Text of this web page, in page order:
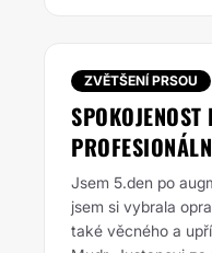
ZVĚTŠENÍ PRSOU
Jsem 5.den po
jsem si vybrala
také věcného a